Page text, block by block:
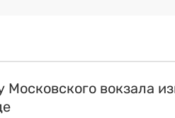
вокзала